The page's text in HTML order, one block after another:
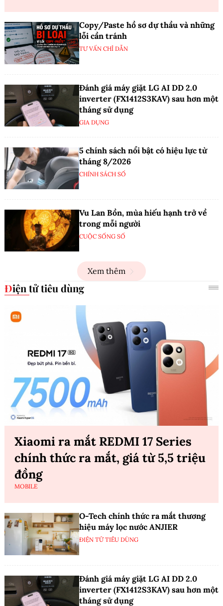
Copy/Paste hồ sơ dự thầu và những
lỗi cần tránh
TƯ VẤN CHỈ DẪN
Đánh giá máy giặt LG AI DD 2.0
inverter (FX1412S3KAV) sau hơn một
tháng sử dụng
GIA DỤNG
5 chính sách nổi bật có hiệu lực từ
tháng 8/2026
CHÍNH SÁCH SỐ
Vu Lan Bồn, mùa hiếu hạnh trở về
trong mỗi người
CUỘC SỐNG SỐ
Xem thêm
Điện tử tiêu dùng
Xiaomi ra mắt REDMI 17 Series
chính thức ra mắt, giá từ 5,5 triệu
đồng
MOBILE
O-Tech chính thức ra mắt thương
hiệu máy lọc nước ANJIER
ĐIỆN TỬ TIÊU DÙNG
Đánh giá máy giặt LG AI DD 2.0
inverter (FX1412S3KAV) sau hơn một
tháng sử dụng